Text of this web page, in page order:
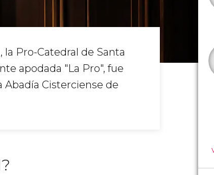
, la Pro-Catedral de Santa
apodada "La Pro", fue
Abadía Cisterciense de